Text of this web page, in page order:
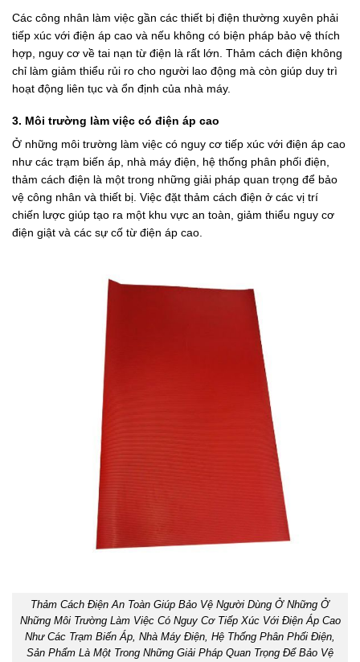
Các công nhân làm việc gần các thiết bị điện thường xuyên phải
tiếp xúc với điện áp cao và nếu không có biện pháp bảo vệ thích
hợp, nguy cơ về tai nạn từ điện là rất lớn. Thảm cách điện không
chỉ làm giảm thiểu rủi ro cho người lao động mà còn giúp duy trì
hoạt động liên tục và ổn định của nhà máy.
3. Môi trường làm việc có điện áp cao
Ở những môi trường làm việc có nguy cơ tiếp xúc với điện áp cao
như các trạm biến áp, nhà máy điện, hệ thống phân phối điện,
thảm cách điện là một trong những giải pháp quan trọng để bảo
vệ công nhân và thiết bị. Việc đặt thảm cách điện ở các vị trí
chiến lược giúp tạo ra một khu vực an toàn, giảm thiểu nguy cơ
điện giật và các sự cố từ điện áp cao.
Thảm Cách Điện An Toàn Giúp Bảo Vệ Người Dùng Ở Những Ở
Những Môi Trường Làm Việc Có Nguy Cơ Tiếp Xúc Với Điện Áp Cao
Như Các Trạm Biến Áp, Nhà Máy Điện, Hệ Thống Phân Phối Điện,
Sản Phẩm Là Một Trong Những Giải Pháp Quan Trọng Để Bảo Vệ